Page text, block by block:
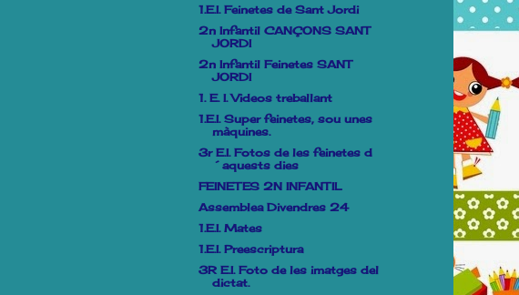
1.E.I. Feinetes de Sant Jordi
2n Infantil CANÇONS SANT
JORDI
2n Infantil Feinetes SANT
JORDI
1. E. I. Videos treballant
1.E.I. Super feinetes, sou unes
màquines.
3r E.I. Fotos de les feinetes d
´aquests dies
FEINETES 2N INFANTIL
Assemblea Divendres 24
1.E.I. Mates
1.E.I. Preescriptura
3R E.I. Foto de les imatges del
dictat.